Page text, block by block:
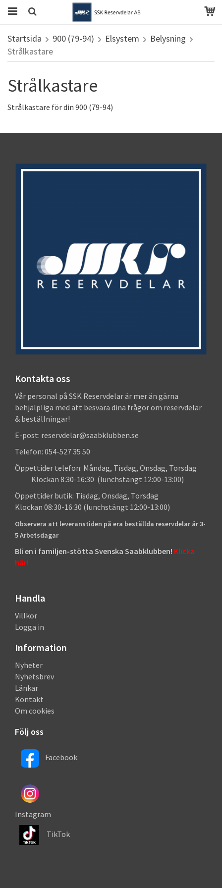
Startsida 900 (79-94) Elsystem
Belysning
Strålkastare
Strålkastare
Strålkastare för din 900 (79-94)
Kontakta oss
Vår personal på SSK Reservdelar är mer än gärna
behjälpliga med att besvara dina frågor om reservdelar
& beställningar!
E-post: reservdelar@saabklubben.se
Telefon: 054-527 35 50
Öppettider telefon: Måndag, Tisdag, Onsdag, Torsdag
Klockan 8:30-16:30 (lunchstängt 12:00-13:00)
Öppettider butik: Tisdag, Onsdag, Torsdag
Klockan 08:30-16:30 (lunchstängt 12:00-13:00)
Observera att leveranstiden på era beställda reservdelar är 3-
5 Arbetsdagar
Bli en i familjen-stötta Svenska Saabklubben! Klicka
här!
Handla
Villkor
Logga in
Information
Nyheter
Nyhetsbrev
Länkar
Kontakt
Om cookies
Följ oss
Facebook
Instagram
TikTok